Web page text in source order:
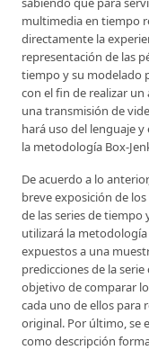
multimedia en tiempo
directamente la
representación de las
tiempo y su modelado
con el fin de realizar
una transmisión de
hará uso del lenguaje
la metodología Box-
De acuerdo a lo
breve exposición de
de las series de tiempo
utilizará la
expuestos a una
predicciones de la
objetivo de comparar
cada uno de ellos para
original. Por último, se
como descripción